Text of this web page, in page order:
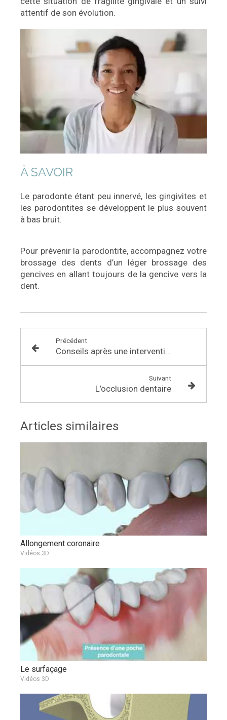
attentif de son évolution.
À SAVOIR
Le parodonte étant peu innervé, les gingivites et
les parodontites se développent le plus souvent
à bas bruit.
Pour prévenir la parodontite, accompagnez votre
brossage des dents d’un léger brossage des
gencives en allant toujours de la gencive vers la
dent.
Précédent
Conseils après une intervention chirurgicale dentaire
Suivant
L’occlusion dentaire
Articles similaires
Allongement coronaire
Vidéos 3D
Le surfaçage
Vidéos 3D